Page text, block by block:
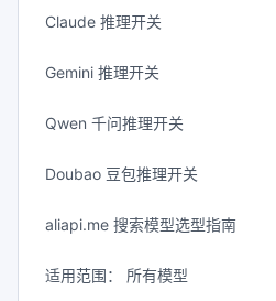
Claude 推理开关
Gemini 推理开关
Qwen 千问推理开关
Doubao 豆包推理开关
aliapi.me 搜索模型选型指南
适用范围： 所有模型